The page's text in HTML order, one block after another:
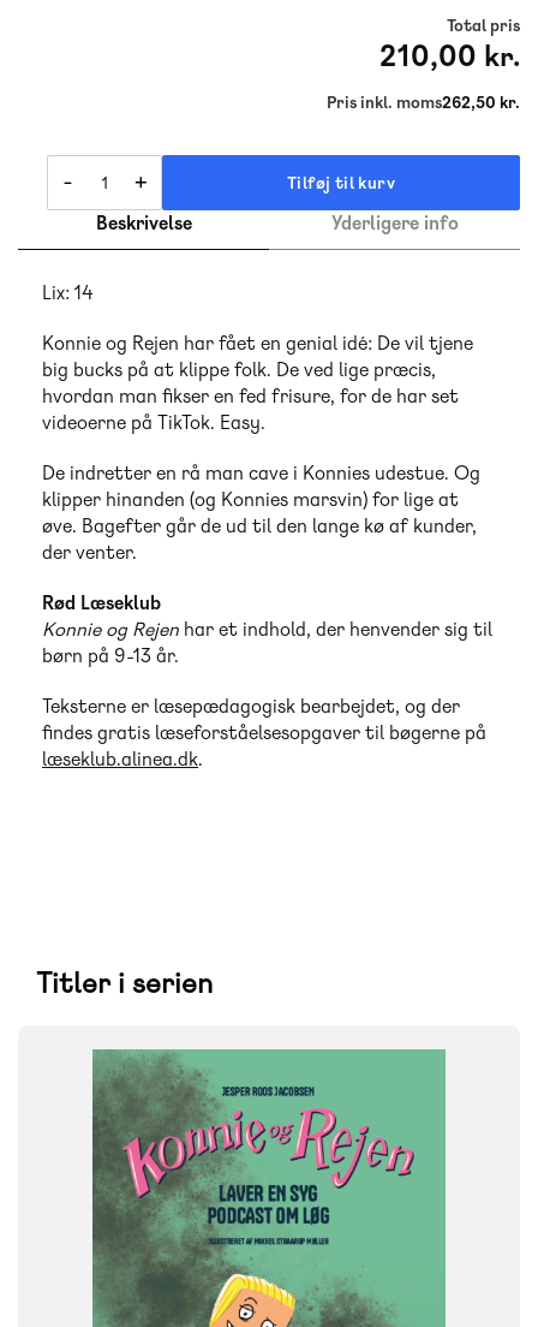
Total pris
210,00 kr.
Pris inkl. moms262,50 kr.
- + Tilføj til kurv
Beskrivelse Yderligere info
Lix: 14
Konnie og Rejen har fået en genial idé: De vil tjene
big bucks på at klippe folk. De ved lige præcis,
hvordan man fikser en fed frisure, for de har set
videoerne på TikTok. Easy.
De indretter en rå man cave i Konnies udestue. Og
klipper hinanden (og Konnies marsvin) for lige at
øve. Bagefter går de ud til den lange kø af kunder,
der venter.
Rød Læseklub
Konnie og Rejen har et indhold, der henvender sig til
børn på 9-13 år.
Teksterne er læsepædagogisk bearbejdet, og der
findes gratis læseforståelsesopgaver til bøgerne på
læseklub.alinea.dk.
Titler i serien
4. klasse 5. klasse 6. klasse
FORMAT
Flergangsbog
9788723577276